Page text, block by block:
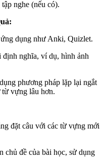
nghe (nếu có).
dụng như Anki, Quizlet.
nghĩa, ví dụ, hình ảnh
phương pháp lặp lại ngắt
từ vựng lâu hơn.
đặt câu với các từ vựng mới
chủ đề của bài học, sử dụng